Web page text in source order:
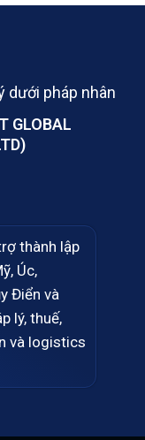
dưới pháp nhân
GLOBAL
thành lập
Úc,
Điển và
lý, thuế,
và logistics